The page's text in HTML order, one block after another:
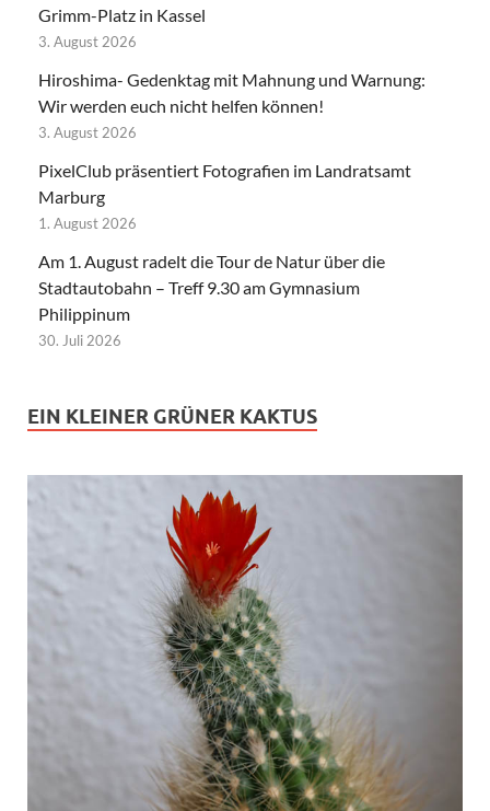
Grimm-Platz in Kassel
3. August 2026
Hiroshima- Gedenktag mit Mahnung und Warnung:
Wir werden euch nicht helfen können!
3. August 2026
PixelClub präsentiert Fotografien im Landratsamt
Marburg
1. August 2026
Am 1. August radelt die Tour de Natur über die
Stadtautobahn – Treff 9.30 am Gymnasium
Philippinum
30. Juli 2026
EIN KLEINER GRÜNER KAKTUS